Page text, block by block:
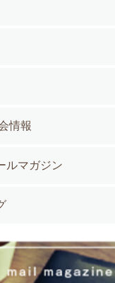
情報
マガジン